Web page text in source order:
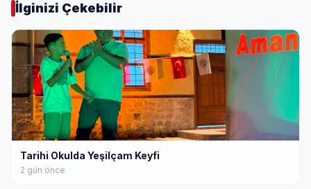
İlginizi Çekebilir
Tarihi Okulda Yeşilçam Keyfi
2 gün önce